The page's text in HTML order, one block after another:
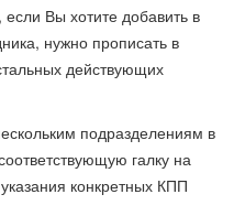
Вы хотите добавить в
нужно прописать в
действующих
подразделениям в
галку на
конкретных КПП